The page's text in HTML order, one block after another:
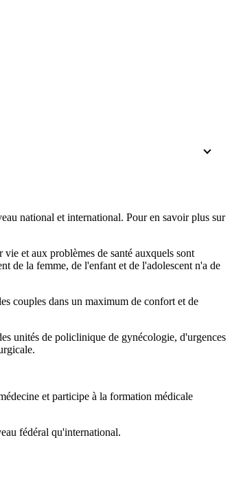
national et international. Pour en savoir plus sur
et aux problèmes de santé auxquels sont
de la femme, de l'enfant et de l'adolescent n'a de
couples dans un maximum de confort et de
unités de policlinique de gynécologie, d'urgences
et participe à la formation médicale
fédéral qu'international.